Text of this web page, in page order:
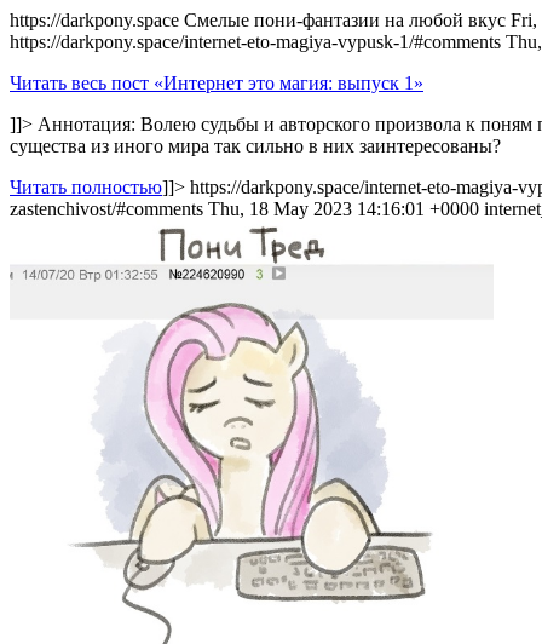
https://darkpony.space Смелые пони-фантазии на любой вкус Fri,
https://darkpony.space/internet-eto-magiya-vypusk-1/#comments
Читать весь пост «Интернет это магия: выпуск 1»
]]> Аннотация: Волею судьбы и авторского произвола к
существа из иного мира так сильно в них заинтересованы?
Читать полностью]]> https://darkpony.space/internet-eto-magiya-
zastenchivost/#comments Thu, 18 May 2023 14:16:01 +0000